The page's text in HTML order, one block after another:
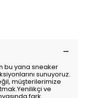
bu yana sneaker
sunuyoruz.
müşterilerimize
ve